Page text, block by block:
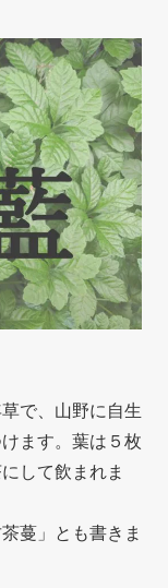
で、山野に自生
ます。葉は５枚
して飲まれま
蔓」とも書きま